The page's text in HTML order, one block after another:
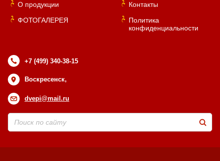
О продукции
ФОТОГАЛЕРЕЯ
Контакты
Политика
конфиденциальности
+7 (499) 340-38-15
Воскресенск,
dvepi@mail.ru